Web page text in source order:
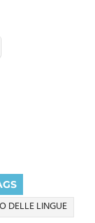
DELLE LINGUE